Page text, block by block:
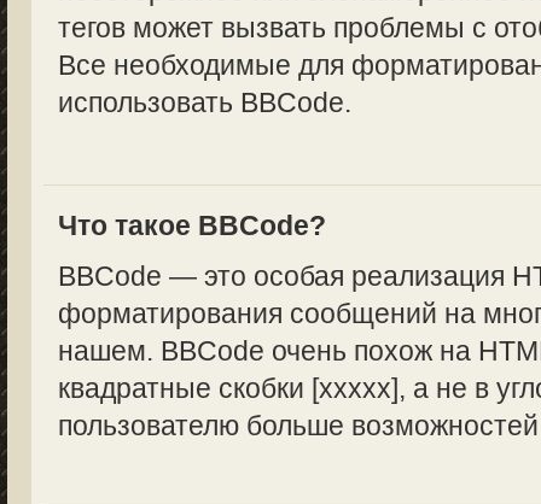
тегов может вызвать проблемы с
Все необходимые для
использовать BBCode.
Что такое BBCode?
BBCode — это особая реализация
форматирования сообщений на
нашем. BBCode очень похож на
квадратные скобки [xxxxx], а не в
пользователю больше